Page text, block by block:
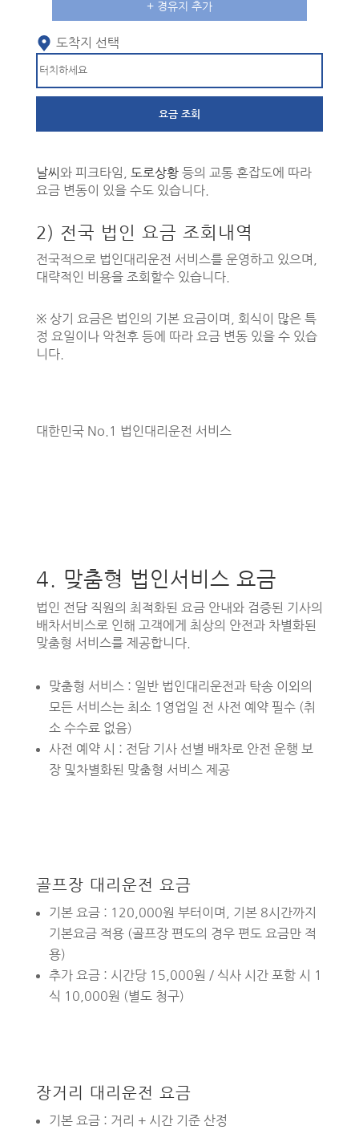
+ 경유지 추가
도착지 선택
50m
요금 조회
날씨 와 피크타임, 도로상황등의 교통 혼잡도에 따라
요금 변동이 있을 수도 있습니다.
2) 전국 법인 요금 조회내역
전국적으로 법인대리운전 서비스를 운영하고 있으며,
대략적인 비용을 조회할수 있습니다.
※ 상기 요금은 법인의 기본 요금이며, 회식이 많은 특
정 요일이나 악천후 등에 따라 요금 변동 있을 수 있습
니다.
대한민국 No.1 법인대리운전 서비스
4. 맞춤형 법인서비스 요금
법인 전담 직원의 최적화된 요금 안내와 검증된 기사의
배차서비스로 인해 고객에게 최상의 안전과 차별화된
맞춤형 서비스를 제공합니다.
맞춤형 서비스 : 일반 법인대리운전과 탁송 이외의
모든 서비스는 최소 1영업일 전 사전 예약 필수 (취
소 수수료 없음)
사전 예약 시 : 전담 기사 선별 배차로 안전 운행 보
장 및차별화된 맞춤형 서비스 제공
골프장 대리운전 요금
기본 요금 : 120,000원 부터이며, 기본 8시간까지
기본요금 적용 (골프장 편도의 경우 편도 요금만 적
용)
추가 요금 : 시간당 15,000원 / 식사 시간 포함 시 1
식 10,000원 (별도 청구)
장거리 대리운전 요금
기본 요금 : 거리 + 시간 기준 산정